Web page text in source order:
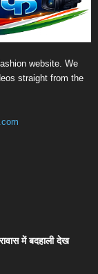
website. We
straight from the
में बदहाली देख